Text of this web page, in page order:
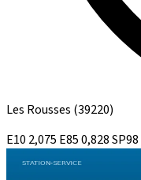
Les Rousses (39220)
E10 2,075 E850,828SP98